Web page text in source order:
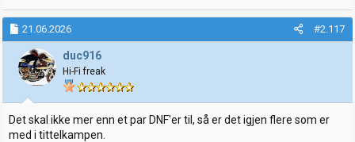
21.06.2026 #2.117
duc916
Hi-Fi freak
Det skal ikke mer enn et par DNF'er til, så er det igjen flere som er
med i tittelkampen.